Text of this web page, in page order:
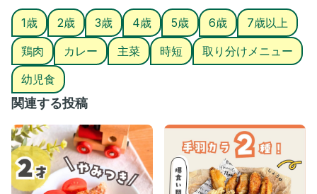
┈┈┈┈┈┈┈┈┈┈┈┈┈┈┈┈┈┈┈┈
ゆい┊作り置きで楽する離乳食 幼児食
▷ @yui.kids_gohan
\チンするだけ！3分で準備できる離乳食•幼児食🌷/
◡̈ ￤平日楽できる作り置きレシピ多数🥣
◡̈ ￤毎日ごはんや🉐情報はストーリー限定👀ˎˊ˗
◡̈ ￤時間と心にゆとりができ親子でハッピー🤍
👶🏻1y┊食べムラ娘のため試行錯誤中🍳
「1週間マネするだけ！取り分け幼児食献立BOOK」
を作成しました🙌🏻✨
1歳 2歳 3歳 4歳 5歳 6歳
7歳以上
鶏肉
カレー 主菜 時短
取り分けメニュー
幼児食
関連する投稿